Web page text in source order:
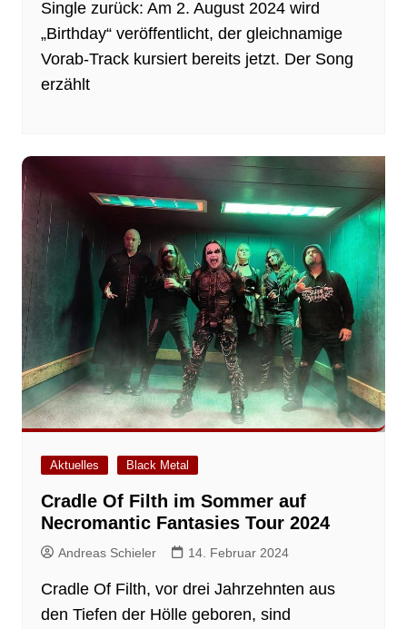
Single zurück: Am 2. August 2024 wird
„Birthday“ veröffentlicht, der gleichnamige
Vorab-Track kursiert bereits jetzt. Der Song
erzählt
Aktuelles Black Metal
Cradle Of Filth im Sommer auf
Necromantic Fantasies Tour 2024
Andreas Schieler 14. Februar 2024
Cradle Of Filth, vor drei Jahrzehnten aus
den Tiefen der Hölle geboren, sind